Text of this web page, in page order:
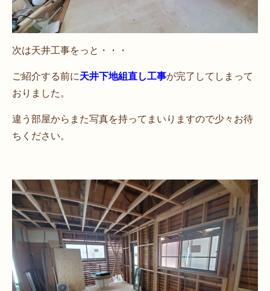
次は天井工事をっと・・・
ご紹介する前に天井下地組直し工事が完了してしまって
おりました。
違う部屋からまた写真を持ってまいりますので少々お待
ちください。